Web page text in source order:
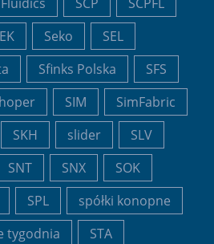
SCP
SCPFL
Seko
SEL
Sfinks Polska
SFS
SIM
SimFabric
SKH slider
SLV
SNT SNX
SOK
SPL
spółki konopne
tygodnia
STA